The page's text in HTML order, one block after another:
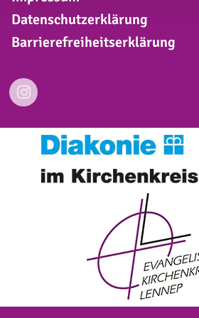
Datenschutzerklärung
Barrierefreiheitserklärung